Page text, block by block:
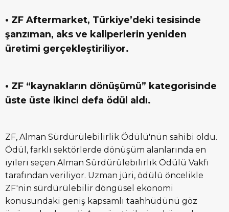
• ZF Aftermarket, Türkiye’deki tesisinde
şanzıman, aks ve kaliperlerin yeniden
üretimi gerçekleştiriliyor.
• ZF “kaynakların dönüşümü” kategorisinde
üste üste ikinci defa ödül aldı.
ZF, Alman Sürdürülebilirlik Ödülü'nün sahibi oldu.
Ödül, farklı sektörlerde dönüşüm alanlarında en
iyileri seçen Alman Sürdürülebilirlik Ödülü Vakfı
tarafından veriliyor. Uzman jüri, ödülü öncelikle
ZF'nin sürdürülebilir döngüsel ekonomi
konusundaki geniş kapsamlı taahhüdünü göz